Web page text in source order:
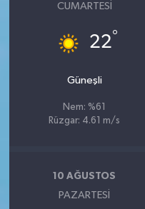
CUMARTESI
22°
Güneşli
Nem: %61
Rüzgar: 4.61 m/s
10 AĞUSTOS
PAZARTESI